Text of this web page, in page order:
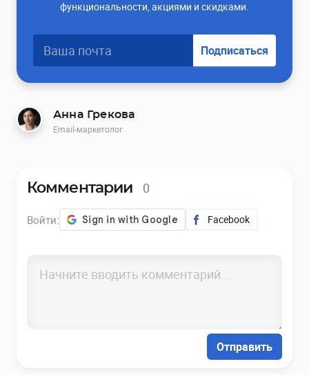
функциональности, акциями и скидками.
Подписаться
Анна Грекова
Email-маркетолог
Комментарии 0
Войти: Facebook
Отправить